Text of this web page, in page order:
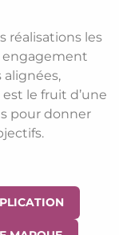
réalisations les
engagement
le fruit d’une
pour donner